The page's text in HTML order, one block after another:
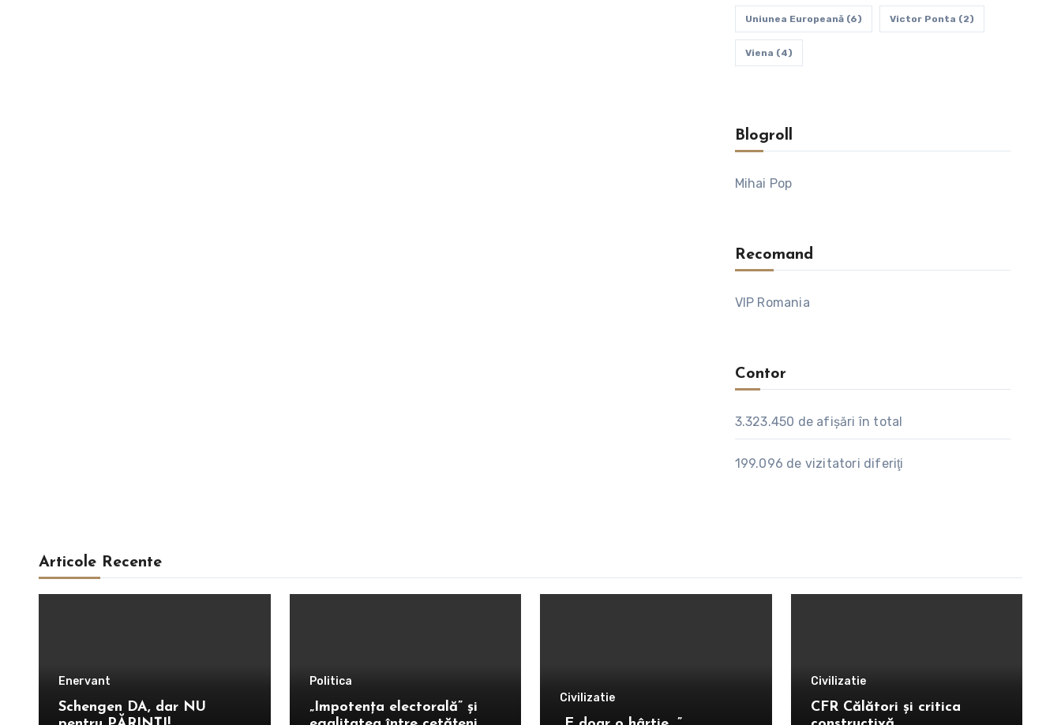
Uniunea Europeană(6) Victor Ponta (2)
Viena (4)
Blogroll
Mihai Pop
Recomand
VIP Romania
Contor
3.323.450 de afişări în total
199.096 de vizitatori diferiţi
Articole Recente
Enervant
Schengen DA, dar NU
Politica
„Impotența electorală” și
Civilizatie
Civilizatie
CFR Călători și critica